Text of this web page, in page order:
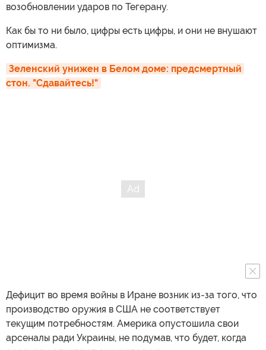
возобновлении ударов по Тегерану.
Как бы то ни было, цифры есть цифры, и они не внушают
оптимизма.
Зеленский унижен в Белом доме: предсмертный
стон. "Сдавайтесь!"
Дефицит во время войны в Иране возник из-за того, что
производство оружия в США не соответствует
текущим потребностям. Америка опустошила свои
арсеналы ради Украины, не подумав, что будет, когда